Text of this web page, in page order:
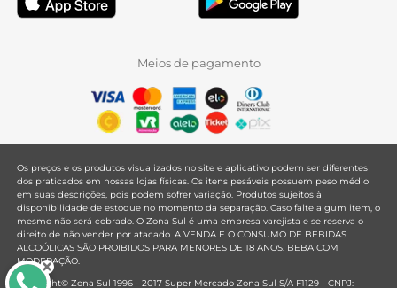
Meios de pagamento
Os preços e os produtos visualizados no site e aplicativo podem ser diferentes
dos praticados em nossas lojas físicas. Os itens pesáveis possuem peso médio
em suas descrições, pois podem sofrer variação. Produtos sujeitos à
disponibilidade de estoque no momento da separação. Caso falte algum item, o
mesmo não será cobrado. O Zona Sul é uma empresa varejista e se reserva o
direito de não vender por atacado. A VENDA E O CONSUMO DE BEBIDAS
ALCOÓLICAS SÃO PROIBIDOS PARA MENORES DE 18 ANOS. BEBA COM
MODERAÇÃO.
Copyright© Zona Sul 1996 - 2017 Super Mercado Zona Sul S/A F1129 - CNPJ: